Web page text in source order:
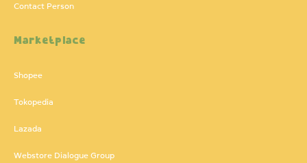
Contact Person
Marketplace
Shopee
Tokopedia
Lazada
Webstore Dialogue Group